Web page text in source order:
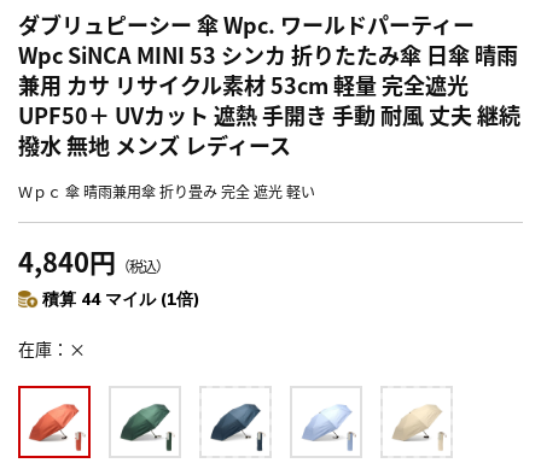
ダブリュピーシー 傘 Wpc. ワールドパーティー
Wpc SiNCA MINI 53 シンカ 折りたたみ傘 日傘 晴雨
兼用 カサ リサイクル素材 53cm 軽量 完全遮光
UPF50＋ UVカット 遮熱 手開き 手動 耐風 丈夫 継続
撥水 無地 メンズ レディース
Ｗｐｃ 傘 晴雨兼用傘 折り畳み 完全 遮光 軽い
4,840円 （税込）
積算 44 マイル (1倍)
在庫 ×